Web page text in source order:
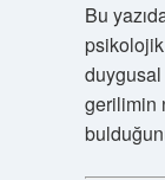
Bu
gerilimin